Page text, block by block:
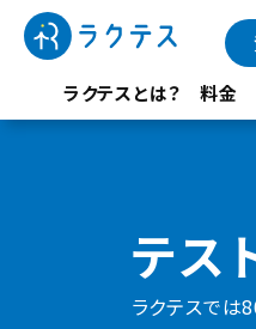
ラクテスとは？ 料金
テス
ラクテスでは